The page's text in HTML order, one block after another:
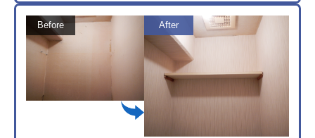
Before After